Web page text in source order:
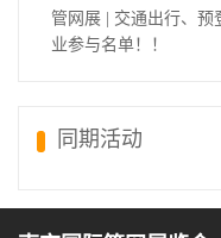
管网展 | 交通出行、预
业参与名单！！
同期活动